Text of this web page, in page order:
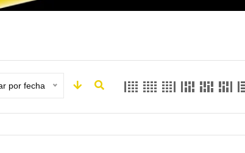
por fecha